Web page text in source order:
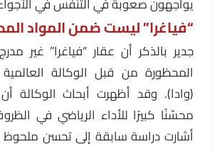
يواجهون صعوبة في التنفس في الأجواء
“فياغرا” ليست ضمن المواد
جدير بالذكر أن عقار “فياغرا” غير
المحظورة من قبل الوكالة العالمية
(وادا). وقد أظهرت أبحاث الوكالة أن
محسّنًا كبيرًا للأداء الرياضي في
أشارت دراسة سابقة إلى تحسن ملحوظ في